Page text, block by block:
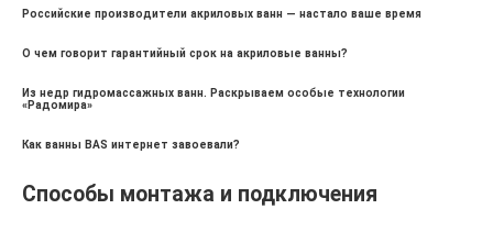
Российские производители акриловых ванн — настало ваше время
О чем говорит гарантийный срок на акриловые ванны?
Из недр гидромассажных ванн. Раскрываем особые технологии
«Радомира»
Как ванны BAS интернет завоевали?
Способы монтажа и подключения